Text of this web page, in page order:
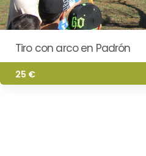
Tiro con arco en Padrón
25 €